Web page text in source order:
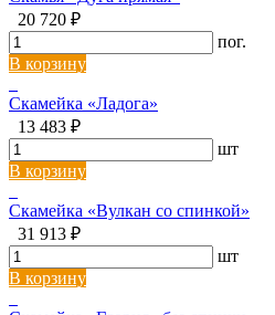
20 720 ₽
пог.
В корзину
Скамейка «Ладога»
13 483 ₽
шт
В корзину
Скамейка «Вулкан со спинкой»
31 913 ₽
шт
В корзину